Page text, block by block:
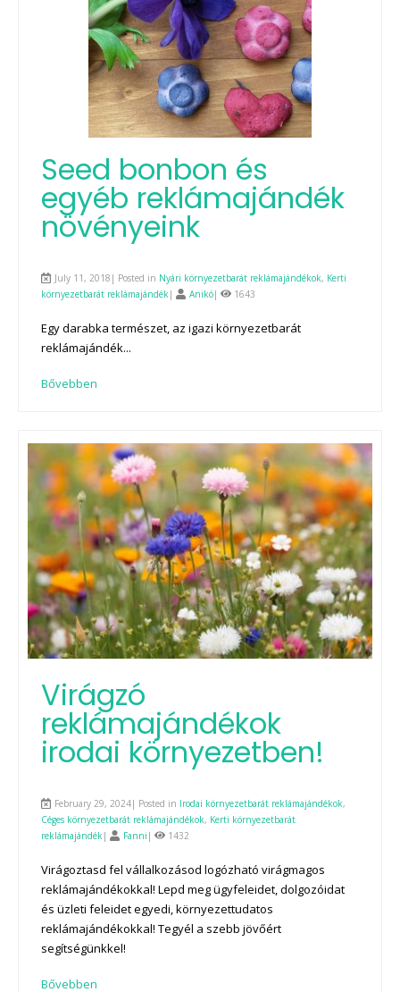
Seed bonbon és
egyéb reklámajándék
növényeink
July 11, 2018| Posted in Nyári környezetbarát reklámajándékok, Kerti
környezetbarát reklámajándék | Anikó| 1643
Egy darabka természet, az igazi környezetbarát
reklámajándék...
Bővebben
Virágzó
reklámajándékok
irodai környezetben!
February 29, 2024| Posted in Irodai környezetbarát reklámajándékok,
Céges környezetbarát reklámajándékok, Kerti környezetbarát
reklámajándék | Fanni | 1432
Virágoztasd fel vállalkozásod logózható virágmagos
reklámajándékokkal! Lepd meg ügyfeleidet, dolgozóidat
és üzleti feleidet egyedi, környezettudatos
reklámajándékokkal! Tegyél a szebb jövőért
segítségünkkel!
Bővebben